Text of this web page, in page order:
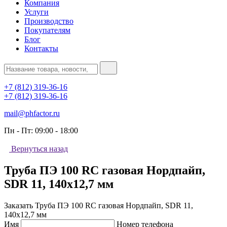
Компания
Услуги
Производство
Покупателям
Блог
Контакты
+7 (812) 319-36-16
+7 (812) 319-36-16
mail@phfactor.ru
Пн - Пт: 09:00 - 18:00
Вернуться назад
Труба ПЭ 100 RC газовая Нордпайп,
SDR 11, 140х12,7 мм
Заказать Труба ПЭ 100 RC газовая Нордпайп, SDR 11,
140х12,7 мм
Имя
Номер телефона